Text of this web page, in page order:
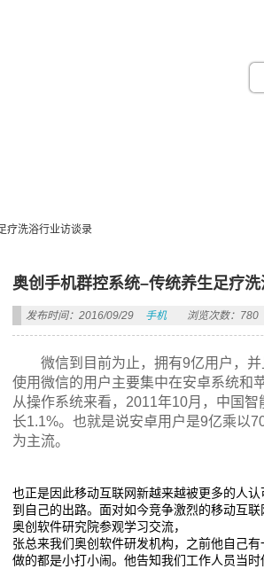
疗洗浴行业访谈录
奥创手机群控系统–传统养生足疗
发布时间：2016/09/29 手机 浏览次数：780
微信到目前为止，拥有9亿用户，
使用微信的用户主要集中在安卓系统和
从操作系统来看，2011年10月，中国
长1.1%。也就是说安卓用户是9亿乘以
为主流。
也正是因此移动互联网新越来越被更多的人
到自己的出路。面对如今竞争激烈的移动互
奥创软件研究院参观学习交流，
张总来我们奥创软件研发机构，之前他自己
做的都是小打小闹。他告知我们工作人员当